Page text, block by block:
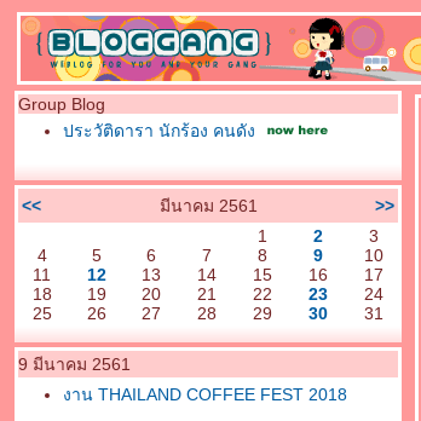
Group Blog
ประวัติดารา นักร้อง คนดัง
<< มีนาคม 2561
>>
1
2
3
4
5 6 7 8 9
10
11
12 13 14 15 16
17
18
19 20 21 22 23
24
25
26 27 28 29 30 31
9 มีนาคม 2561
งาน THAILAND COFFEE FEST 2018